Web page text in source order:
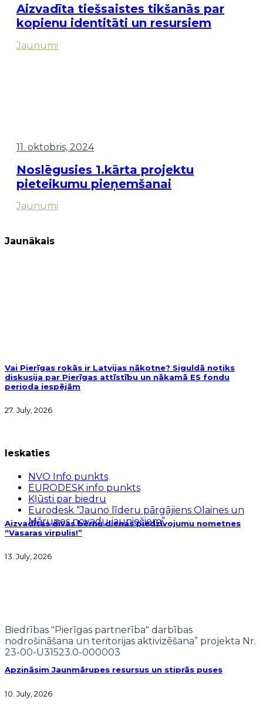
Aizvadīta tiešsaistes tikšanās par
kopienu identitāti un resursiem
Jaunumi
11. oktobris, 2024
Noslēgusies 1.kārta projektu
pieteikumu pieņemšanai
Jaunumi
Jaunākais
Vai Pierīgas rokās ir Latvijas nākotne? Siguldā notiks
diskusija par Pierīgas attīstību un nākamā ES fondu
perioda iespējām
27. July, 2026
Aizvadītas divas bērnu dienas piedzīvojumu nometnes
“Vasaras virpulis!”
13. July, 2026
Apzināsim Jaunmārupes resursus un stiprās puses
10. July, 2026
Ieskaties
NVO Info punkts
EURODESK info punkts
Kļūsti par biedru
Eurodesk “Jauno līderu pārgājiens Olaines un
Mārupes novadu jauniešiem”
Biedrības "Pierīgas partnerība" darbības
nodrošināšana un teritorijas aktivizēšana” projekta Nr.
23-00-U31523.0-000003